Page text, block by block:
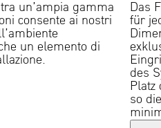
un’ampia gamma
consente ai nostri
un elemento di
Das
für
des
Platz
so